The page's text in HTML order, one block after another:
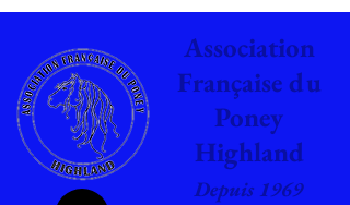
Association
Française du
Poney
Highland
Depuis 1969